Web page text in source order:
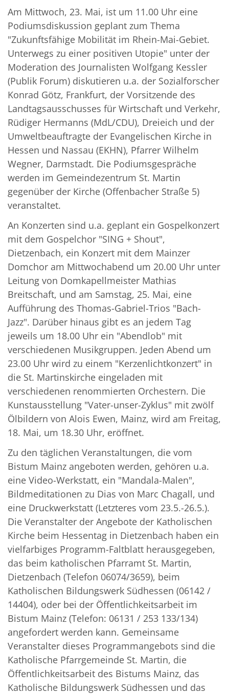
Am Mittwoch, 23. Mai, ist um 11.00 Uhr eine
Podiumsdiskussion geplant zum Thema
"Zukunftsfähige Mobilität im Rhein-Mai-Gebiet.
Unterwegs zu einer positiven Utopie" unter der
Moderation des Journalisten Wolfgang Kessler
(Publik Forum) diskutieren u.a. der Sozialforscher
Konrad Götz, Frankfurt, der Vorsitzende des
Landtagsausschusses für Wirtschaft und Verkehr,
Rüdiger Hermanns (MdL/CDU), Dreieich und der
Umweltbeauftragte der Evangelischen Kirche in
Hessen und Nassau (EKHN), Pfarrer Wilhelm
Wegner, Darmstadt. Die Podiumsgespräche
werden im Gemeindezentrum St. Martin
gegenüber der Kirche (Offenbacher Straße 5)
veranstaltet.
An Konzerten sind u.a. geplant ein Gospelkonzert
mit dem Gospelchor "SING + Shout",
Dietzenbach, ein Konzert mit dem Mainzer
Domchor am Mittwochabend um 20.00 Uhr unter
Leitung von Domkapellmeister Mathias
Breitschaft, und am Samstag, 25. Mai, eine
Aufführung des Thomas-Gabriel-Trios "Bach-
Jazz". Darüber hinaus gibt es an jedem Tag
jeweils um 18.00 Uhr ein "Abendlob" mit
verschiedenen Musikgruppen. Jeden Abend um
23.00 Uhr wird zu einem "Kerzenlichtkonzert" in
die St. Martinskirche eingeladen mit
verschiedenen renommierten Orchestern. Die
Kunstausstellung "Vater-unser-Zyklus" mit zwölf
Ölbildern von Alois Ewen, Mainz, wird am Freitag,
18. Mai, um 18.30 Uhr, eröffnet.
Zu den täglichen Veranstaltungen, die vom
Bistum Mainz angeboten werden, gehören u.a.
eine Video-Werkstatt, ein "Mandala-Malen",
Bildmeditationen zu Dias von Marc Chagall, und
eine Druckwerkstatt (Letzteres vom 23.5.-26.5.).
Die Veranstalter der Angebote der Katholischen
Kirche beim Hessentag in Dietzenbach haben ein
vielfarbiges Programm-Faltblatt herausgegeben,
das beim katholischen Pfarramt St. Martin,
Dietzenbach (Telefon 06074/3659), beim
Katholischen Bildungswerk Südhessen (06142 /
14404), oder bei der Öffentlichkeitsarbeit im
Bistum Mainz (Telefon: 06131 / 253 133/134)
angefordert werden kann. Gemeinsame
Veranstalter dieses Programmangebots sind die
Katholische Pfarrgemeinde St. Martin, die
Öffentlichkeitsarbeit des Bistums Mainz, das
Katholische Bildungswerk Südhessen und das